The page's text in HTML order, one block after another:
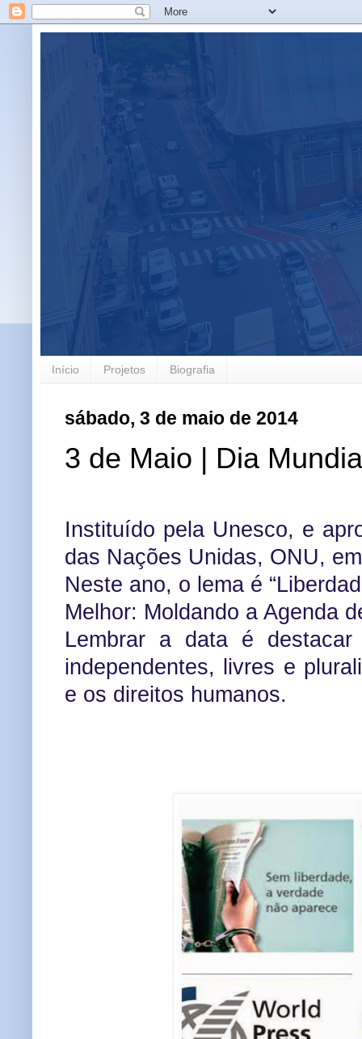
Início Projetos Biografia
sábado, 3 de maio de 2014
3 de Maio | Dia
Instituído pela Unesco, e
das Nações Unidas, ONU,
Neste ano, o lema é
Melhor: Moldando a Agenda
Lembrar a data é
independentes, livres e
e os direitos humanos.